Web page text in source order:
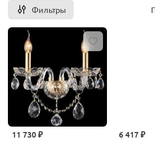
Фильтры
11 730 ₽ 6 417 ₽